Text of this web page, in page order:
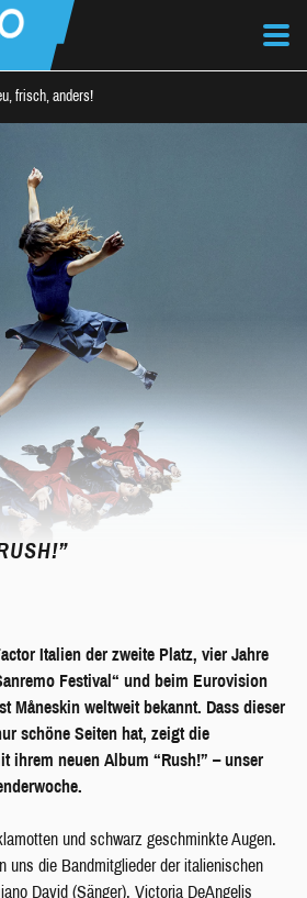
frisch, anders!
Italien der zweite Platz, vier Jahre
Festival“ und beim Eurovision
Måneskin weltweit bekannt. Dass dieser
schöne Seiten hat, zeigt die
ihrem neuen Album “Rush!” – unser
und schwarz geschminkte Augen.
uns die Bandmitglieder der italienischen
David (Sänger), Victoria DeAngelis